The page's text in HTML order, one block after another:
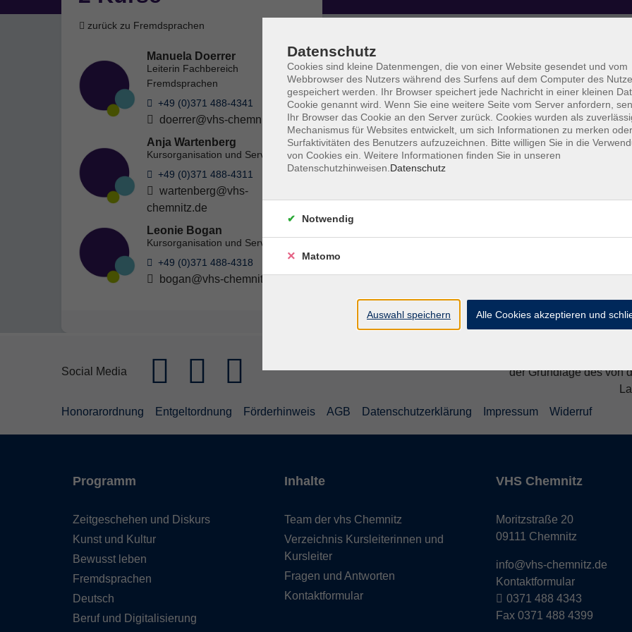
zurück zu Fremdsprachen
Manuela Doerrer
Leiterin Fachbereich
Fremdsprachen
+49 (0)371 488-4341
doerrer@vhs-chemnitz.de
Anja Wartenberg
Kursorganisation und Service
+49 (0)371 488-4311
wartenberg@vhs-
chemnitz.de
Leonie Bogan
Kursorganisation und Service
+49 (0)371 488-4318
bogan@vhs-chemnitz.de
Veranstaltungsart
nur buchbare nur beginnende
Nordsamisch - Einführungskurs A1
Social Media
Die Volkshochschule
der Grundlage des von
Honorarordnung
Entgeltordnung Förderhinweis AGB Datenschutzerklärung Impressum Widerruf
Programm
Zeitgeschehen und Diskurs
Kunst und Kultur
Bewusst leben
Fremdsprachen
Deutsch
Beruf und Digitalisierung
Inhalte
Team der vhs Chemnitz
Verzeichnis Kursleiterinnen und
Kursleiter
Fragen und Antworten
Kontaktformular
VHS Chemnitz
Moritzstraße 20
09111 Chemnitz
info@vhs-chemnitz.de
Kontaktformular
0371 488 4343
Fax 0371 488 4399
Datenschutz
Cookies sind kleine Datenmengen, die von einer Website gesendet und vom
Webbrowser des Nutzers während des Surfens auf dem Computer des
gespeichert werden. Ihr Browser speichert jede Nachricht in einer kleinen
Cookie genannt wird. Wenn Sie eine weitere Seite vom Server anfordern,
Ihr Browser das Cookie an den Server zurück. Cookies wurden als
Mechanismus für Websites entwickelt, um sich Informationen zu merken
Surfaktivitäten des Benutzers aufzuzeichnen. Bitte willigen Sie in die
von Cookies ein. Weitere Informationen finden Sie in unseren
Datenschutzhinweisen. Datenschutz
Notwendig
Matomo
Auswahl speichern Alle Cookies akzeptieren und